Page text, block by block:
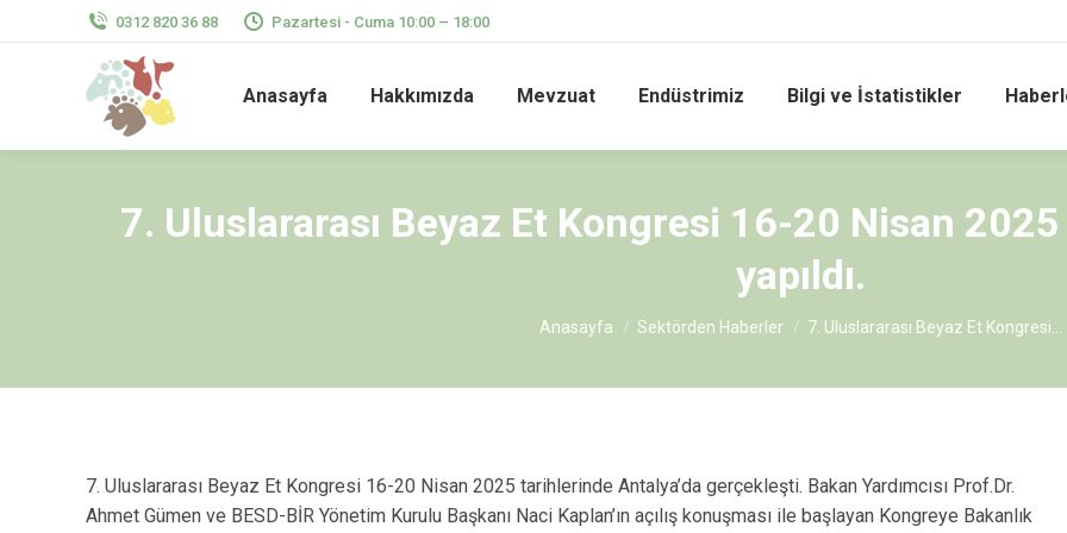
0312 820 36 88 Pazartesi - Cuma 10:00 – 18:00
Anasayfa Hakkımızda Mevzuat Endüstrimiz Bilgi ve İstatistikler
7. Uluslararası Beyaz Et Kongresi 16-20 Nisan
yapıldı.
You are here:
Anasayfa Sektörden Haberler 7. Uluslararası Beyaz Et Kongresi…
7. Uluslararası Beyaz Et Kongresi 16-20 Nisan 2025 tarihlerinde Antalya’da gerçekleşti. Bakan Yardımcısı Prof.Dr.
Ahmet Gümen ve BESD-BİR Yönetim Kurulu Başkanı Naci Kaplan’ın açılış konuşması ile başlayan Kongreye Bakanlık